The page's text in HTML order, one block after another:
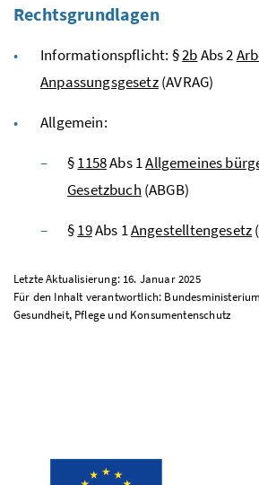
Rechtsgrundlagen
Informationspflicht: §2bAbs2
Anpassungsgesetz(AVRAG)
Allgemein:
§1158Abs1Allgemeines
Gesetzbuch (ABGB)
§19Abs 1Angestelltengesetz
Letzte Aktualisierung: 16. Januar 2025
Für den Inhalt verantwortlich:
Gesundheit, Pflege und Konsumentenschutz